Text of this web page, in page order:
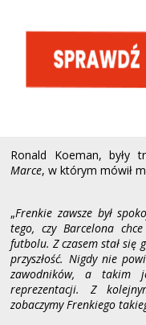
Ronald Koeman, były
Marce, w którym mówił
„Frenkie zawsze był
tego, czy Barcelona
futbolu. Z czasem stał się
przyszłość. Nigdy nie
zawodników, a takim
reprezentacji. Z
zobaczymy Frenkiego